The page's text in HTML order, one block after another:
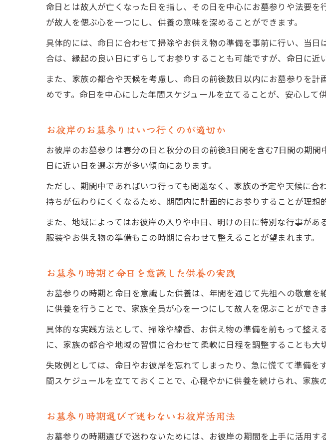
命日とは故人が亡くなった日を指し、その日を中心にお墓参りや法要
が故人を偲ぶ心を一つにし、供養の意味を深めることができます。
具体的には、命日に合わせて掃除やお供え物の準備を事前に行い、当
合は、縁起の良い日にずらしてお参りすることも可能ですが、命日に近
また、家族の都合や天候を考慮し、命日の前後数日以内にお墓参りを
めです。命日を中心にした年間スケジュールを立てることが、安心して
お彼岸のお墓参りはいつ行くのが適切か
お彼岸のお墓参りは春分の日と秋分の日の前後3日間を含む7日間の期
日に近い日を選ぶ方が多い傾向にあります。
ただし、期間中であればいつ行っても問題なく、家族の予定や天候に
持ちが伝わりにくくなるため、期間内に計画的にお参りすることが理想的
また、地域によってはお彼岸の入りや中日、明けの日に特別な行事が
服装やお供え物の準備もこの時期に合わせて整えることが望まれます。
お墓参り時期と命日を意識した供養の実践
お墓参りの時期と命日を意識した供養は、年間を通じて先祖への敬意
に供養を行うことで、家族全員が心を一つにして故人を偲ぶことができま
具体的な実践方法として、掃除や線香、お供え物の準備を前もって整
に、家族の都合や地域の習慣に合わせて柔軟に日程を調整することも大切
失敗例としては、命日やお彼岸を忘れてしまったり、急に慌てて準備
間スケジュールを立てておくことで、心穏やかに供養を続けられ、家族
お墓参り時期選びで迷わないお彼岸活用法
お墓参りの時期選びで迷わないためには、お彼岸の期間を上手に活用